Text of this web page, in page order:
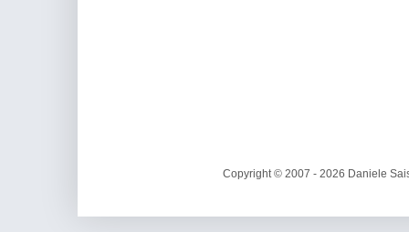
Copyright © 2007 - 2026 Daniele